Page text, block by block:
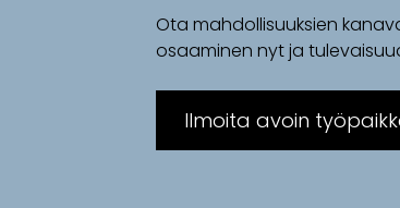
Ota mahdollisuuksien
osaaminen nyt ja
Ilmoita avoin